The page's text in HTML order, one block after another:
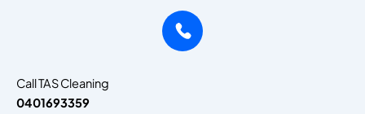
Call TAS Cleaning
0401693359